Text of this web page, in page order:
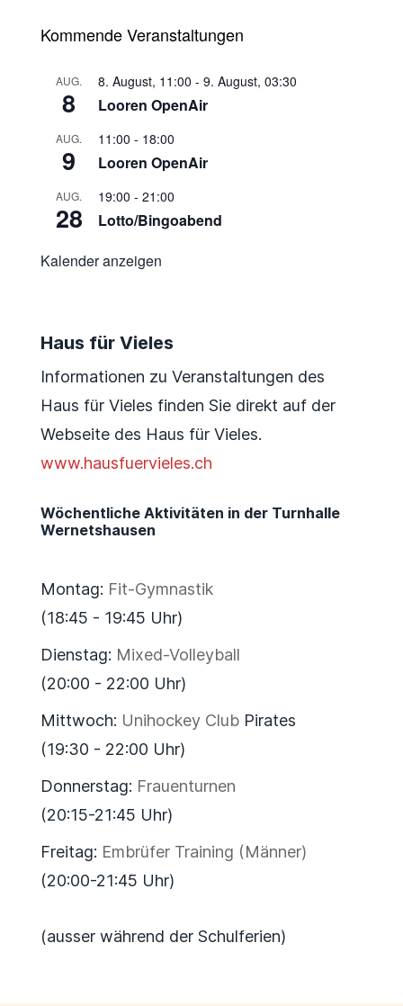
Kommende Veranstaltungen
AUG.
8
8. August, 11:00 - 9. August, 03:30
Looren OpenAir
AUG.
9
11:00 - 18:00
Looren OpenAir
AUG.
28
19:00 - 21:00
Lotto/Bingoabend
Kalender anzeigen
Haus für Vieles
Informationen zu Veranstaltungen des
Haus für Vieles finden Sie direkt auf der
Webseite des Haus für Vieles.
www.hausfuervieles.ch
Wöchentliche Aktivitäten in der Turnhalle
Wernetshausen
Montag: Fit-Gymnastik
(18:45 - 19:45 Uhr)
Dienstag: Mixed-Volleyball
(20:00 - 22:00 Uhr)
Mittwoch: Unihockey ClubPirates
(19:30 - 22:00 Uhr)
Donnerstag: Frauenturnen
(20:15-21:45 Uhr)
Freitag: Embrüfer Training (Männer)
(20:00-21:45 Uhr)
(ausser während der Schulferien)